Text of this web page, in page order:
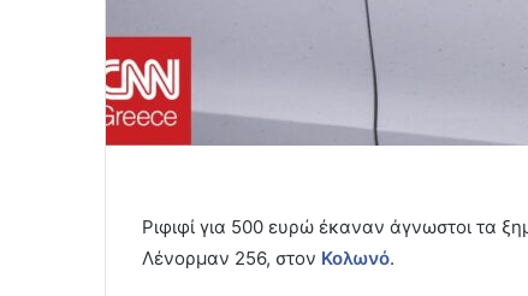
Ριφιφί για 500 ευρώ έκαναν άγνωστοι τα
Λένορμαν 256, στον Κολωνό.